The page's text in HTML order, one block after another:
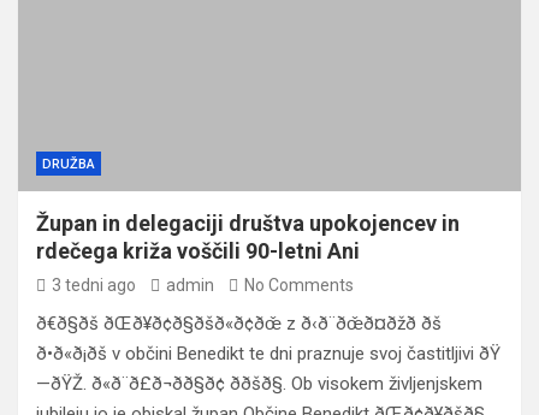
DRUŽBA
Župan in delegaciji društva upokojencev in
rdečega križa voščili 90-letni Ani
3 tedni ago admin No Comments
ð€ð§ðš ðŒð¥ð¢ð§ðšð«ð¢ðœ̌ z ð‹ð¨ðœ̌ð¤ðžð ðš
ð•ð«ð¡ðš v občini Benedikt te dni praznuje svoj častitljivi ðŸ
—ðŸŽ. ð«ð¨ð£ð¬ð­ð§ð¢ ððšð§. Ob visokem življenjskem